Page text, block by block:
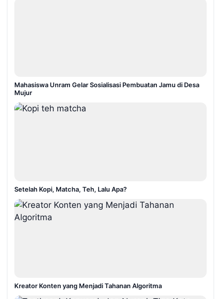
Mahasiswa Unram Gelar Sosialisasi Pembuatan Jamu di Desa
Mujur
Setelah Kopi, Matcha, Teh, Lalu Apa?
Kreator Konten yang Menjadi Tahanan Algoritma